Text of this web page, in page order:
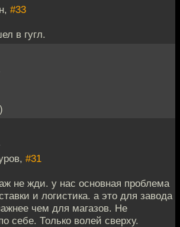
#33
в гугл.
#31
не жди. у нас основная проблема
и логистика. а это для завода
чем для магазов. Не
себе. Только волей сверху.